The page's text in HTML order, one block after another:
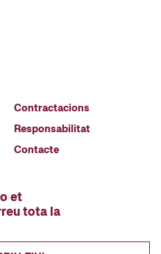
Contractacions
Responsabilitat
Contacte
et
tota la